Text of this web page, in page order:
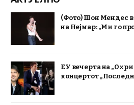
(Фото) Шон Мендес
на Нејмар: „Ми го
ЕУ вечерта на
концертот